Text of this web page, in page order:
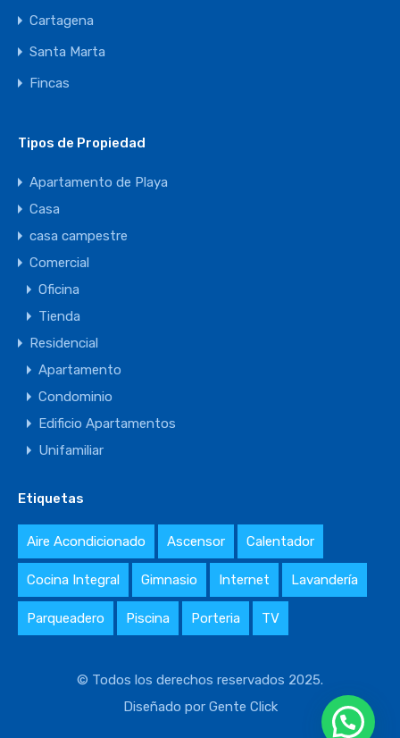
Cartagena
Santa Marta
Fincas
Tipos de Propiedad
Apartamento de Playa
Casa
casa campestre
Comercial
Oficina
Tienda
Residencial
Apartamento
Condominio
Edificio Apartamentos
Unifamiliar
Etiquetas
Aire Acondicionado Ascensor Calentador
Cocina Integral Gimnasio Internet Lavandería
Parqueadero Piscina Porteria TV
© Todos los derechos reservados 2025.
Diseñado por Gente Click